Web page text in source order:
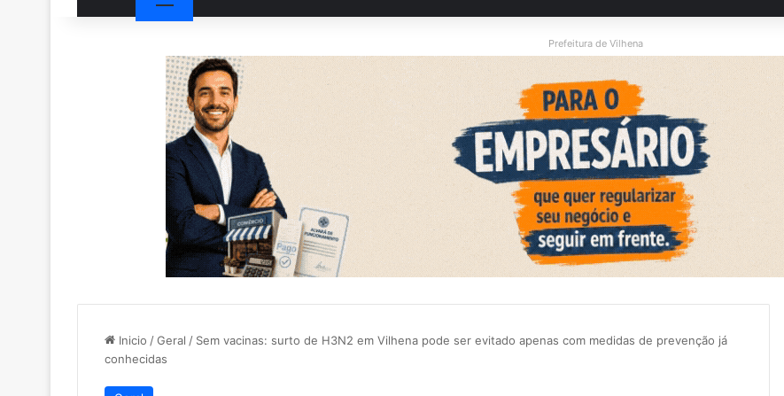
Prefeitura de Vilhena
Inicio /Geral / Sem vacinas: surto de H3N2 em Vilhena pode ser evitado apenas com medidas de prevenção já
conhecidas